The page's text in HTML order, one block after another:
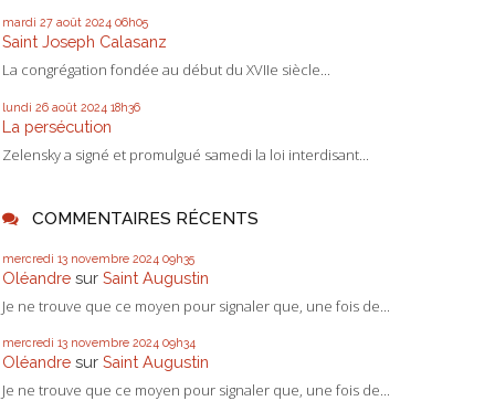
mardi 27 août 2024 06h05
Saint Joseph Calasanz
La congrégation fondée au début du XVIIe siècle...
lundi 26 août 2024 18h36
La persécution
Zelensky a signé et promulgué samedi la loi interdisant...
COMMENTAIRES RÉCENTS
mercredi 13 novembre 2024 09h35
Oléandre sur Saint Augustin
Je ne trouve que ce moyen pour signaler que, une fois de...
mercredi 13 novembre 2024 09h34
Oléandre sur Saint Augustin
Je ne trouve que ce moyen pour signaler que, une fois de...